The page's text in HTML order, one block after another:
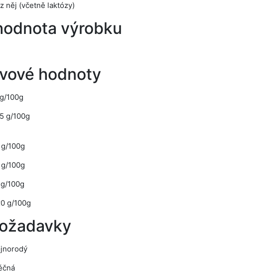
něj (včetně laktózy)
výrobku
hodnoty
100g
g/100g
g/100g
g/100g
100g
g/100g